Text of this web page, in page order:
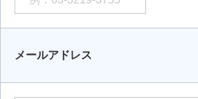
メールアドレス